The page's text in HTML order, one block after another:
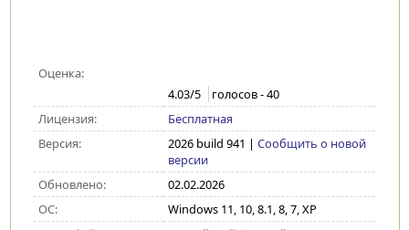
Оценка:
4.03/5 голосов -40
Лицензия:
Бесплатная
Версия:
2026 build 941 | Сообщить о новой
версии
Обновлено:
02.02.2026
ОС:
Windows 11, 10, 8.1, 8, 7, XP